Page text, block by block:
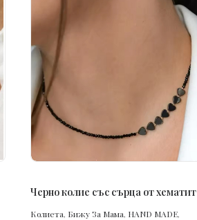
ПОРЪЧАЙ
Черно колие със сърца от хематит
Колиета, Бижу За Мама, HAND MADE,